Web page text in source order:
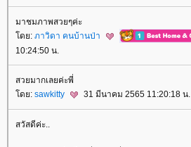
มาชมภาพสวยๆค่ะ
ดย: ภาวิดา คนบ้านป่า
10:24:50 น.
สวยมากเลยค่ะพี่
ดย: sawkitty 31 มีนาคม 2565 11:20:18 น.
สวัสดีค่ะ..